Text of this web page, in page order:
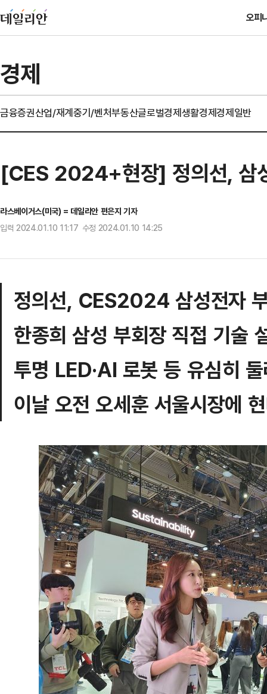
오피
경제
금융증권산업/재계중기/벤처부동산글로벌경제생활경제경제일반
[CES 2024+현장] 정의선, 삼
라스베이거스(미국) = 데일리안 편은지 기자
입력 2024.01.10 11:17 수정 2024.01.10 14:25
정의선, CES2024 삼성전자
한종희 삼성 부회장 직접 기술
투명 LED·AI 로봇 등 유심히
이날 오전 오세훈 서울시장에